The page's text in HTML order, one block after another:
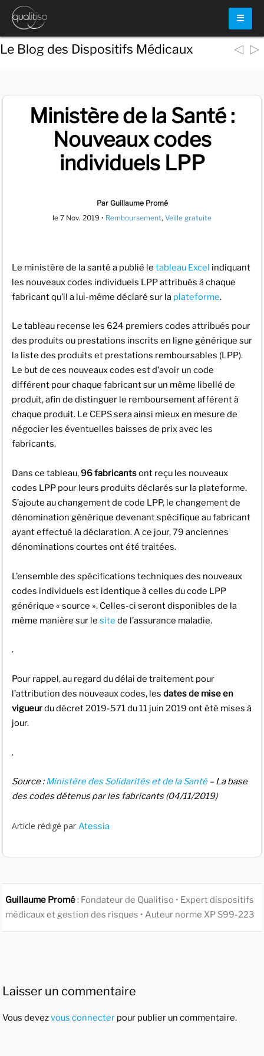
☰
Le Blog des Dispositifs Médicaux ◁ ▷
Ministère de la Santé :
Nouveaux codes
individuels LPP
Par Guillaume Promé
le 7 Nov. 2019 • Remboursement, Veille gratuite
Le ministère de la santé a publié le tableau Excel indiquant
les nouveaux codes individuels LPP attribués à chaque
fabricant qu’il a lui-même déclaré sur la plateforme.
Le tableau recense les 624 premiers codes attribués pour
des produits ou prestations inscrits en ligne générique sur
la liste des produits et prestations remboursables (LPP).
Le but de ces nouveaux codes est d’avoir un code
différent pour chaque fabricant sur un même libellé de
produit, afin de distinguer le remboursement afférent à
chaque produit. Le CEPS sera ainsi mieux en mesure de
négocier les éventuelles baisses de prix avec les
fabricants.
Dans ce tableau,96 fabricantsont reçu les nouveaux
codes LPP pour leurs produits déclarés sur la plateforme.
S’ajoute au changement de code LPP, le changement de
dénomination générique devenant spécifique au fabricant
ayant effectué la déclaration. A ce jour, 79 anciennes
dénominations courtes ont été traitées.
L’ensemble des spécifications techniques des nouveaux
codes individuels est identique à celles du code LPP
générique « source ». Celles-ci seront disponibles de la
même manière sur le site de l’assurance maladie.
.
Pour rappel, au regard du délai de traitement pour
l’attribution des nouveaux codes, les dates de mise en
vigueurdu décret 2019-571 du 11 juin 2019 ont été mises à
jour.
.
Source :Ministère des Solidarités et de la Santé– La base
des codes détenus par les fabricants (04/11/2019)
Article rédigé par Atessia
Guillaume Promé: Fondateur de Qualitiso • Expert dispositifs
médicaux et gestion des risques • Auteur norme XP S99-223
Laisser un commentaire
Vous devezvous connecter pour publier un commentaire.